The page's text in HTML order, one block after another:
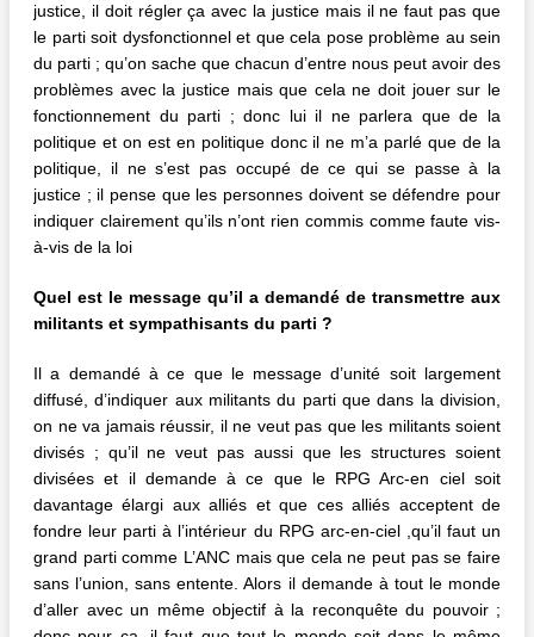
justice, il doit régler ça avec la justice mais il ne faut pas que
le parti soit dysfonctionnel et que cela pose problème au sein
du parti ; qu’on sache que chacun d’entre nous peut avoir des
problèmes avec la justice mais que cela ne doit jouer sur le
fonctionnement du parti ; donc lui il ne parlera que de la
politique et on est en politique donc il ne m’a parlé que de la
politique, il ne s’est pas occupé de ce qui se passe à la
justice ; il pense que les personnes doivent se défendre pour
indiquer clairement qu’ils n’ont rien commis comme faute vis-
à-vis de la loi
Quel est le message qu’il a demandé de transmettre aux
militants et sympathisants du parti ?
Il a demandé à ce que le message d’unité soit largement
diffusé, d’indiquer aux militants du parti que dans la division,
on ne va jamais réussir, il ne veut pas que les militants soient
divisés ; qu’il ne veut pas aussi que les structures soient
divisées et il demande à ce que le RPG Arc-en ciel soit
davantage élargi aux alliés et que ces alliés acceptent de
fondre leur parti à l’intérieur du RPG arc-en-ciel ,qu’il faut un
grand parti comme L’ANC mais que cela ne peut pas se faire
sans l’union, sans entente. Alors il demande à tout le monde
d’aller avec un même objectif à la reconquête du pouvoir ;